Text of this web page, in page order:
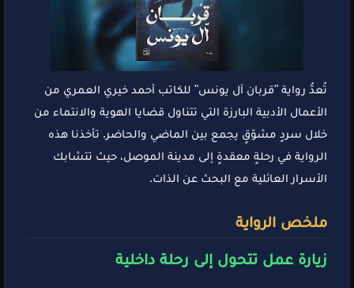
تُعدُّ رواية "قربان آل يونس" للكاتب أحمد خيري العمري من
الأعمال الأدبية البارزة التي تتناول قضايا الهوية والانتماء من
خلال سردٍ مشوّقٍ يجمع بين الماضي والحاضر. تأخذنا هذه
الرواية في رحلةٍ معقدةٍ إلى مدينة الموصل، حيث تتشابك
الأسرار العائلية مع البحث عن الذات.
ملخص الرواية
زيارة عمل تتحول إلى رحلة داخلية